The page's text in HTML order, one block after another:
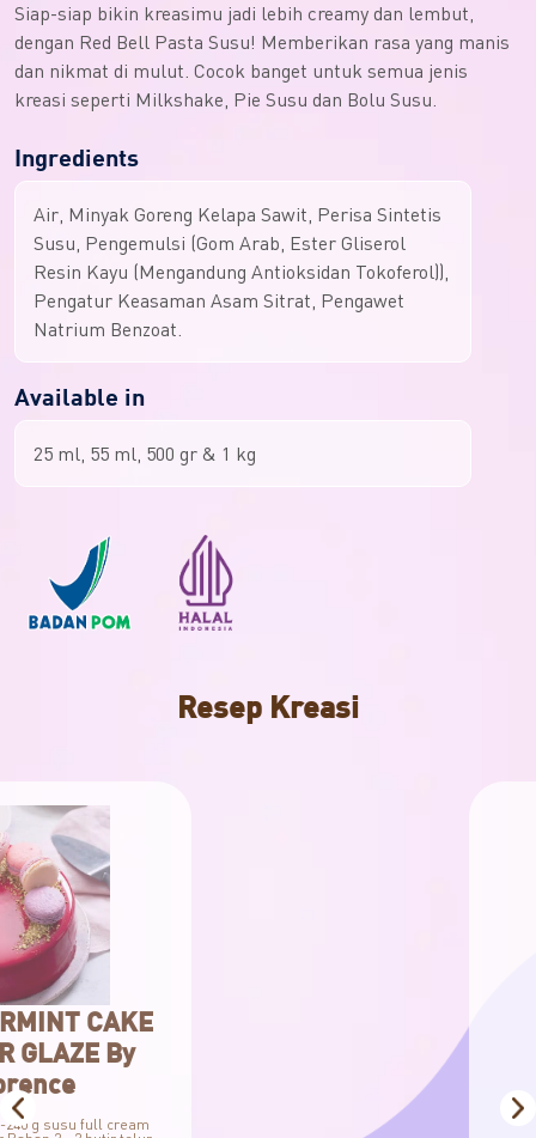
Siap-siap bikin kreasimu jadi lebih creamy dan lembut,
dengan Red Bell Pasta Susu! Memberikan rasa yang manis
dan nikmat di mulut. Cocok banget untuk semua jenis
kreasi seperti Milkshake, Pie Susu dan Bolu Susu.
Ingredients
Air, Minyak Goreng Kelapa Sawit, Perisa Sintetis
Susu, Pengemulsi (Gom Arab, Ester Gliserol
Resin Kayu (Mengandung Antioksidan Tokoferol)),
Pengatur Keasaman Asam Sitrat, Pengawet
Natrium Benzoat.
Available in
25 ml, 55 ml, 500 gr & 1 kg
Resep Kreasi